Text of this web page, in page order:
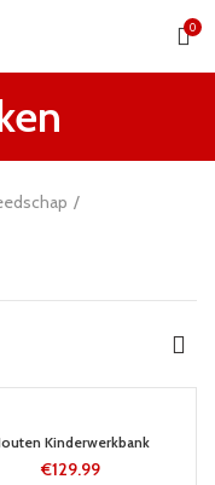
0
Kinderwerkbank
€129.99